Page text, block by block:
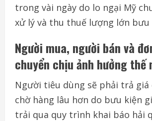
trong vài ngày do lo ngại Mỹ
xử lý và thu thuế lượng lớn bưu
Người mua, người bánvà
chuyển chịuảnh hưởng thế
Người tiêu dùng sẽ phải trả giá
chờ hàng lâu hơn do bưu kiện
trải qua quy trình khai báo hải